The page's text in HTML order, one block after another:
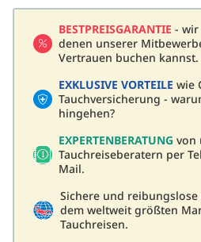
BESTPREISGARANTIE - wir
denen unserer
Vertrauen buchen kannst.
EXKLUSIVE VORTEILE wie
Tauchversicherung -
hingehen?
EXPERTENBERATUNG von
Tauchreiseberatern per
Mail.
Sichere und
dem weltweit größten
Tauchreisen.